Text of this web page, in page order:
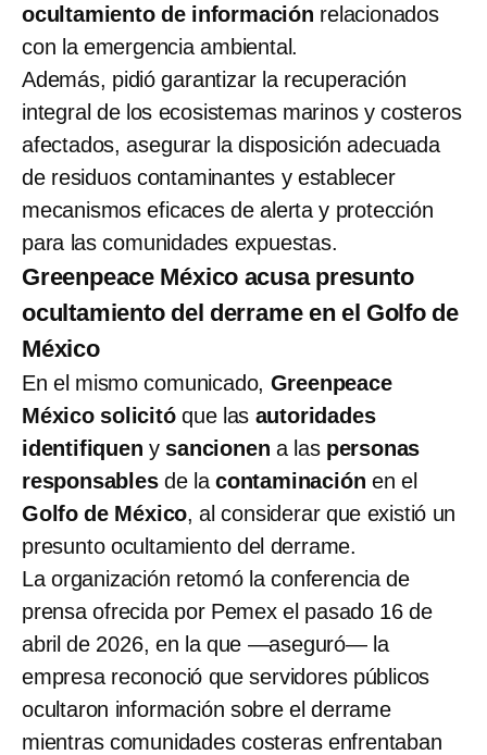
ocultamiento de información relacionados
con la emergencia ambiental.
Además, pidió garantizar la recuperación
integral de los ecosistemas marinos y costeros
afectados, asegurar la disposición adecuada
de residuos contaminantes y establecer
mecanismos eficaces de alerta y protección
para las comunidades expuestas.
Greenpeace México acusa presunto
ocultamiento del derrame en el Golfo de
México
En el mismo comunicado, Greenpeace
México solicitóque las autoridades
identifiquen y sancionen a las personas
responsablesde lacontaminación en el
Golfo de México, al considerar que existió un
presunto ocultamiento del derrame.
La organización retomó la conferencia de
prensa ofrecida por Pemex el pasado 16 de
abril de 2026, en la que —aseguró— la
empresa reconoció que servidores públicos
ocultaron información sobre el derrame
mientras comunidades costeras enfrentaban